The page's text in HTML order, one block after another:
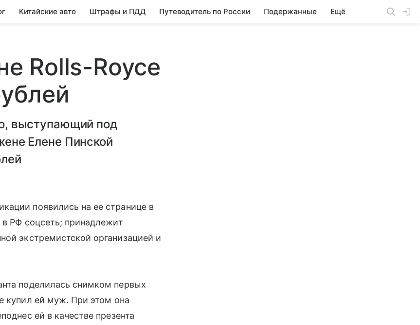
Китайские авто Штрафы и ПДД Путеводитель по России Подержанные Ещё
Rolls-Royce
выступающий под
Елене Пинской
появились на ее странице в
РФ соцсеть; принадлежит
экстремистской организацией и
поделилась снимком первых
купил ей муж. При этом она
ей в качестве презента